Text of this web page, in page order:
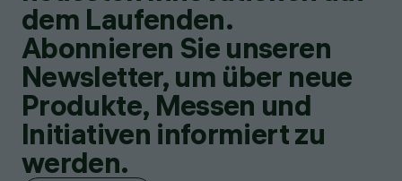
dem Laufenden.
Abonnieren Sie unseren
Newsletter, um über neue
Produkte, Messen und
Initiativen informiert zu
werden.